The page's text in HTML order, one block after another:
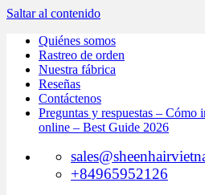
Saltar al contenido
Quiénes somos
Rastreo de orden
Nuestra fábrica
Reseñas
Contáctenos
Preguntas y respuestas –
online – Best Guide 2026
+84965952126